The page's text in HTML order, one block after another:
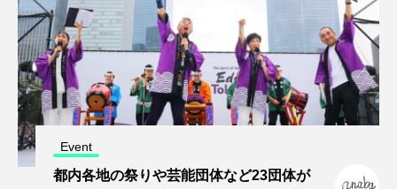
Event
都内各地の祭りや芸能団体など23団体が